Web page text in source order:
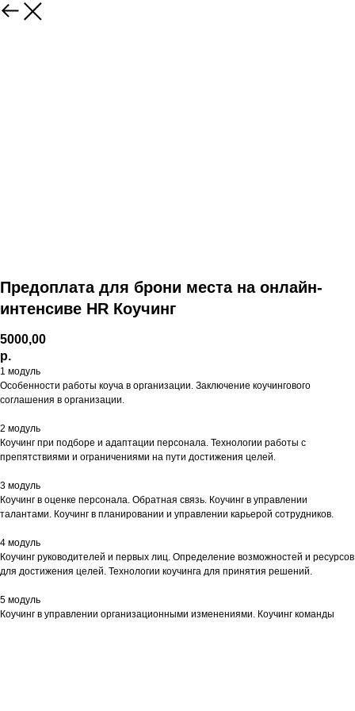
Предоплата для брони места на онлайн-
интенсиве HR Коучинг
5000,00
р.
1 модуль
Особенности работы коуча в организации. Заключение коучингового
соглашения в организации.
2 модуль
Коучинг при подборе и адаптации персонала. Технологии работы с
препятствиями и ограничениями на пути достижения целей.
3 модуль
Коучинг в оценке персонала. Обратная связь. Коучинг в управлении
талантами. Коучинг в планировании и управлении карьерой сотрудников.
4 модуль
Коучинг руководителей и первых лиц. Определение возможностей и ресурсов
для достижения целей. Технологии коучинга для принятия решений.
5 модуль
Коучинг в управлении организационными изменениями. Коучинг команды